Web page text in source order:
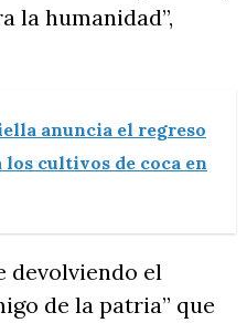
la humanidad”,
anuncia el regreso
cultivos de coca en
devolviendo el
de la patria” que